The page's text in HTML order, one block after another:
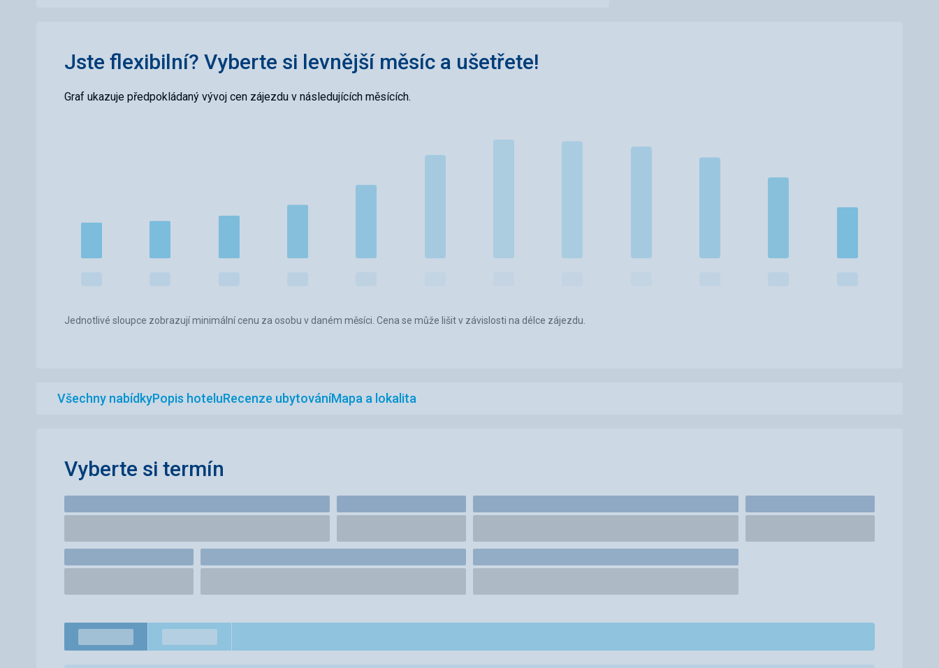
Jste flexibilní? Vyberte si levnější měsíc a ušetřete!
Graf ukazuje předpokládaný vývoj cen zájezdu v následujících měsících.
Jednotlivé sloupce zobrazují minimální cenu za osobu v daném měsíci. Cena se může lišit v závislosti na délce zájezdu.
Všechny nabídkyPopis hoteluRecenze ubytováníMapa a lokalita
Vyberte si termín